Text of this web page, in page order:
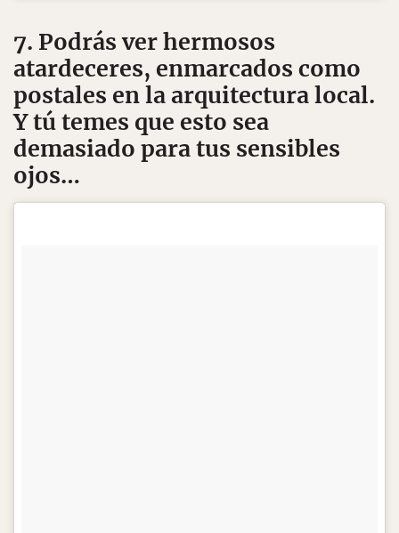
7. Podrás ver hermosos
atardeceres, enmarcados como
postales en la arquitectura local.
Y tú temes que esto sea
demasiado para tus sensibles
ojos…